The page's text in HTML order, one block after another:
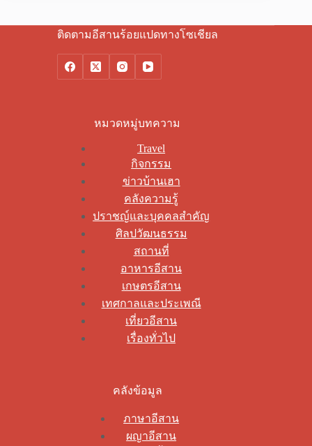
ติดตามอีสานร้อยแปดทางโซเชียล
หมวดหมู่บทความ
Travel
กิจกรรม
ข่าวบ้านเฮา
คลังความรู้
ปราชญ์และบุคคลสำคัญ
ศิลปวัฒนธรรม
สถานที่
อาหารอีสาน
เกษตรอีสาน
เทศกาลและประเพณี
เที่ยวอีสาน
เรื่องทั่วไป
คลังข้อมูล
ภาษาอีสาน
ผญาอีสาน